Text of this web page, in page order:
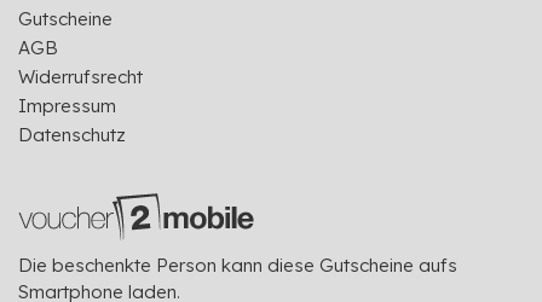
Gutscheine
AGB
Widerrufsrecht
Impressum
Datenschutz
Die beschenkte Person kann diese Gutscheine aufs
Smartphone laden.